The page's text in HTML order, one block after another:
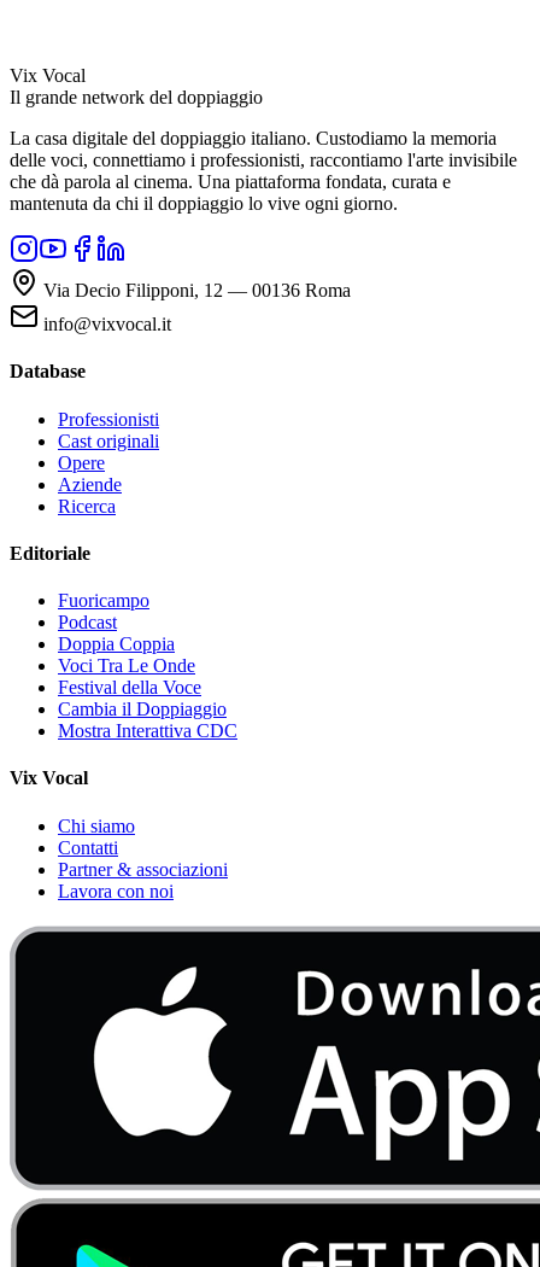
Vix Vocal
Il grande network del doppiaggio
La casa digitale del doppiaggio italiano. Custodiamo la memoria
delle voci, connettiamo i professionisti, raccontiamo l'arte invisibile
che dà parola al cinema. Una piattaforma fondata, curata e
mantenuta da chi il doppiaggio lo vive ogni giorno.
Via Decio Filipponi, 12 — 00136 Roma
info@vixvocal.it
Database
Professionisti
Cast originali
Opere
Aziende
Ricerca
Editoriale
Fuoricampo
Podcast
Doppia Coppia
Voci Tra Le Onde
Festival della Voce
Cambia il Doppiaggio
Mostra Interattiva CDC
Vix Vocal
Chi siamo
Contatti
Partner & associazioni
Lavora con noi